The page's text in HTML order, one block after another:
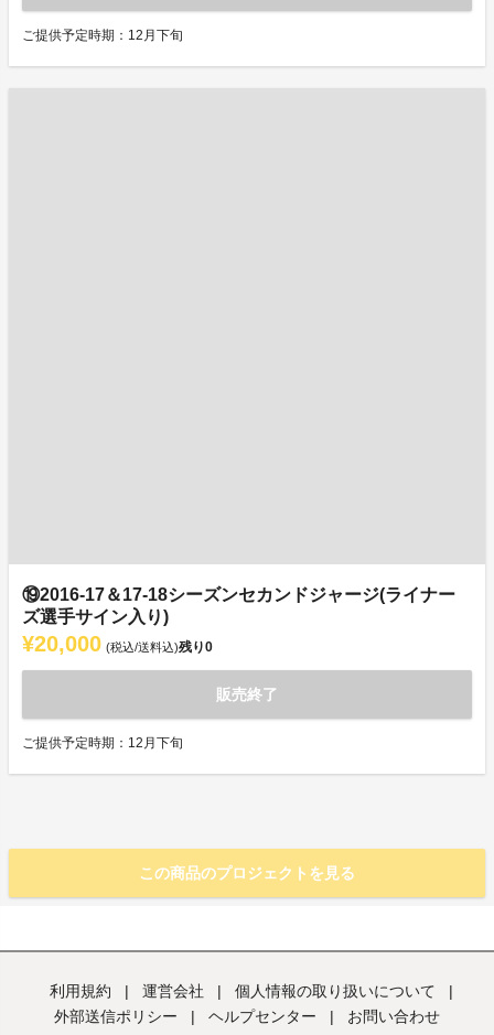
ご提供予定時期：12月下旬
⑲2016-17＆17-18シーズンセカンドジャージ(ライナー
ズ選手サイン入り)
¥20,000 (税込/送料込)残り0
販売終了
ご提供予定時期：12月下旬
この商品のプロジェクトを見る
利用規約 | 運営会社 | 個人情報の取り扱いについて
|
外部送信ポリシー
| ヘルプセンター | お問い合わせ